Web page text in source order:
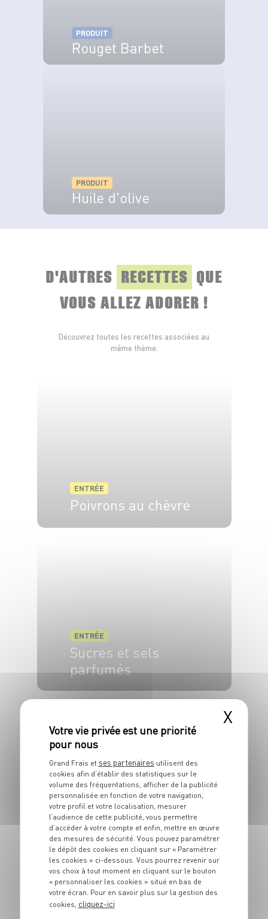
PRODUIT
Rouget Barbet
PRODUIT
Huile d'olive
D'AUTRES RECETTES QUE
VOUS ALLEZ ADORER !
Découvrez toutes les recettes associées au
même thème.
ENTRÉE
Poivrons au chèvre
ENTRÉE
Sucres et sels
parfumés
ENTRÉE
Pickles de
concombres
4 pers. 15 mn 3 min
X
Grand Frais et ses partenaires utilisent des
cookies afin d’établir des statistiques sur le
volume des fréquentations, afficher de la publicité
personnalisée en fonction de votre navigation,
votre profil et votre localisation, mesurer
l’audience de cette publicité, vous permettre
d’accéder à votre compte et enfin, mettre en œuvre
des mesures de sécurité. Vous pouvez paramétrer
le dépôt des cookies en cliquant sur « Paramétrer
les cookies » ci-dessous. Vous pourrez revenir sur
vos choix à tout moment en cliquant sur le bouton
« personnaliser les cookies » situé en bas de
votre écran. Pour en savoir plus sur la gestion des
cookies, cliquez-ici